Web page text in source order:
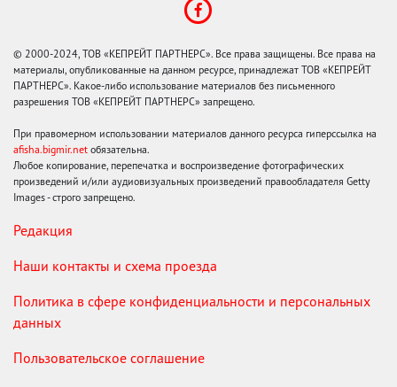
© 2000-2024, ТОВ «КЕПРЕЙТ ПАРТНЕРС». Все права защищены. Все права на
материалы, опубликованные на данном ресурсе, принадлежат ТОВ «КЕПРЕЙТ
ПАРТНЕРС». Какое-либо использование материалов без письменного
разрешения ТОВ «КЕПРЕЙТ ПАРТНЕРС» запрещено.
При правомерном использовании материалов данного ресурса гиперссылка на
afisha.bigmir.net обязательна.
Любое копирование, перепечатка и воспроизведение фотографических
произведений и/или аудиовизуальных произведений правообладателя Getty
Images - строго запрещено.
Редакция
Наши контакты и схема проезда
Политика в сфере конфиденциальности и персональных
данных
Пользовательское соглашение